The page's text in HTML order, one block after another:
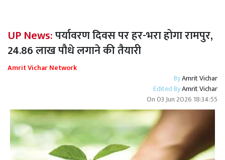
UP News:पर्यावरण दिवस पर हर-भरा होगा रामपुर,
24.86 लाख पौधे लगाने की तैयारी
Amrit Vichar Network
ByAmrit Vichar
Edited ByAmrit Vichar
On03 Jun 2026 18:34:55